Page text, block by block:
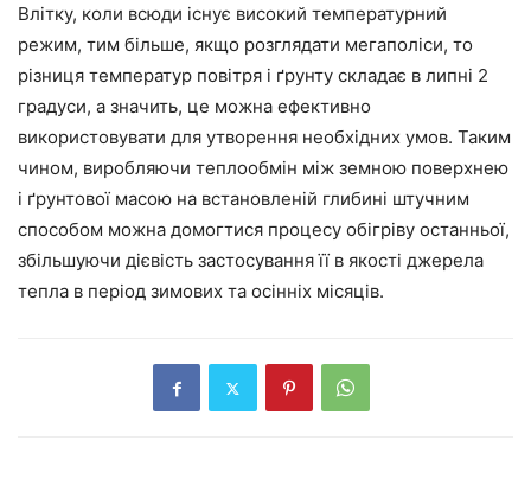
Влітку, коли всюди існує високий температурний
режим, тим більше, якщо розглядати мегаполіси, то
різниця температур повітря і ґрунту складає в липні 2
градуси, а значить, це можна ефективно
використовувати для утворення необхідних умов. Таким
чином, виробляючи теплообмін між земною поверхнею
і ґрунтової масою на встановленій глибині штучним
способом можна домогтися процесу обігріву останньої,
збільшуючи дієвість застосування її в якості джерела
тепла в період зимових та осінніх місяців.